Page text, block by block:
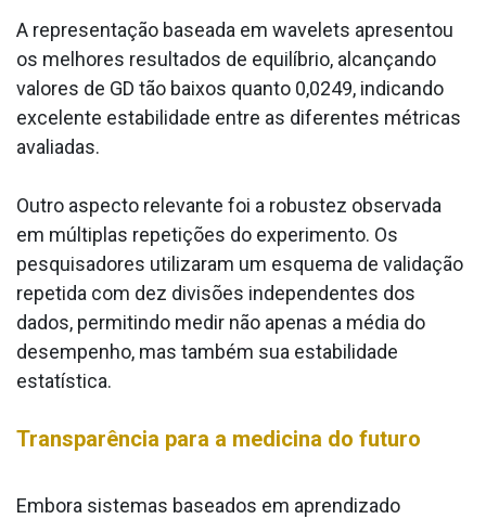
A representação baseada em wavelets apresentou
os melhores resultados de equilíbrio, alcançando
valores de GD tão baixos quanto 0,0249, indicando
excelente estabilidade entre as diferentes métricas
avaliadas.
Outro aspecto relevante foi a robustez observada
em múltiplas repetições do experimento. Os
pesquisadores utilizaram um esquema de validação
repetida com dez divisões independentes dos
dados, permitindo medir não apenas a média do
desempenho, mas também sua estabilidade
estatística.
Transparência para a medicina do futuro
Embora sistemas baseados em aprendizado